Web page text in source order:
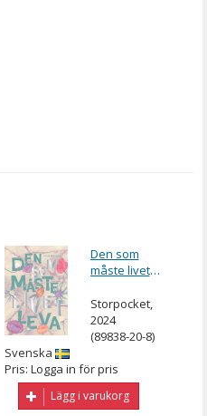
Den som
måste livet
Storpocket,
2024
(89838-20-8)
Svenska
Pris: Logga in för pris
Lägg i varukorg